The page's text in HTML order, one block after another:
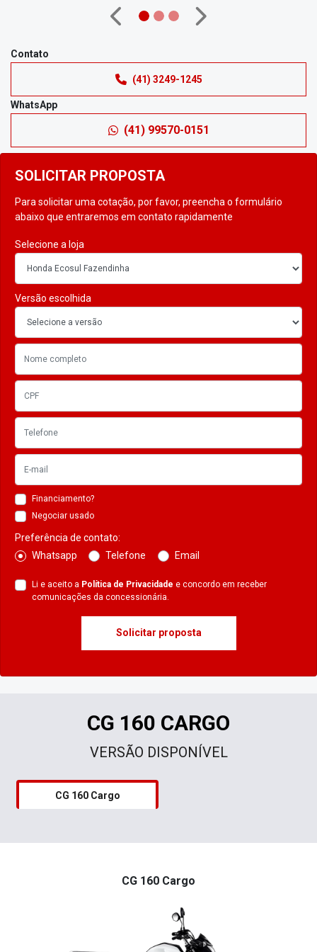
SOLICITAR PROPOSTA
Para solicitar uma cotação, por favor, preencha o formulário
abaixo que entraremos em contato rapidamente
Selecione a loja
Versão escolhida
Financiamento?
Negociar usado
Preferência de contato:
Whatsapp
Telefone Email
Li e aceito a Política de Privacidade e concordo em receber
comunicações da concessionária.
Solicitar proposta
Anterior Próximo
Contato
(41) 3249-1245
WhatsApp
(41) 99570-0151
CG 160 CARGO
VERSÃO DISPONÍVEL
CG 160 Cargo
CG 160 Cargo